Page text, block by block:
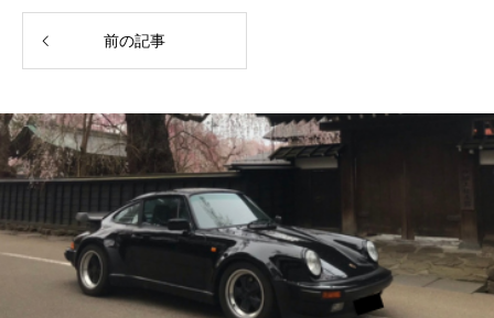
前の記事